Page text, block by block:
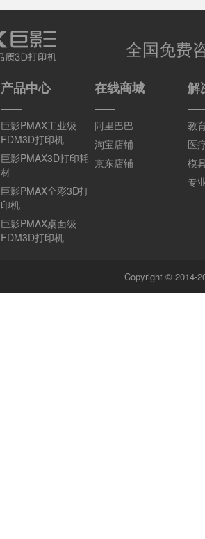
全国免费
产品中心
巨影PMAX工业级
FDM3D打印机
巨影PMAX3D打印耗
材
巨影PMAX全彩3D打
印机
巨影PMAX桌面级
FDM3D打印机
在线商城
阿里巴巴
淘宝店铺
京东店铺
解
教
医
模
专
Copyright © 2014-